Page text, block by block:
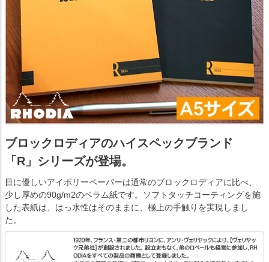
ブロックロディアのハイスペックブランド
「R」シリーズが登場。
目に優しいアイボリーペーパーは通常のブロックロディアに比べ、
少し厚めの90g/m2のベラム紙です。ソフトタッチコーティングを施
した表紙は、はっ水性はそのままに、極上の手触りを実現しまし
た。